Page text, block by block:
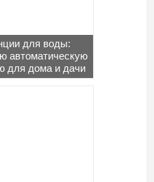
для воды:
автоматическую
для дома и дачи